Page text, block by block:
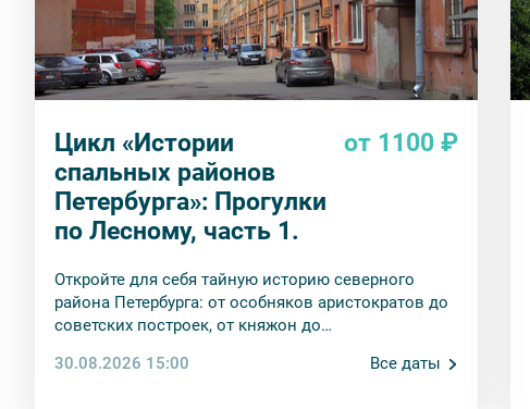
Цикл «Истории
спальных районов
Петербурга»: Прогулки
по Лесному, часть 1.
от 1100 ₽
Откройте для себя тайную историю северного
района Петербурга: от особняков аристократов до
советских построек, от княжон до
30.08.2026 15:00 Все даты